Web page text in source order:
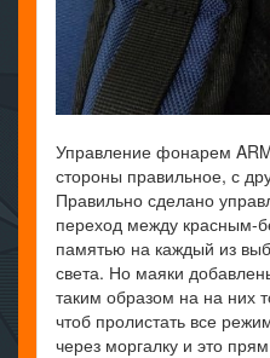
Управление фонарем
стороны правильное, с
Правильно сделано
переход между красным-
памятью на каждый из
света. Но маяки
таким образом на на них
чтоб пролистать все
через моргалку и это